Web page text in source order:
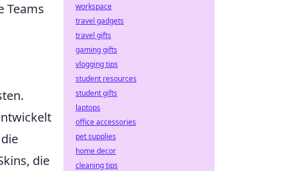
Teams
die
workspace
travel gadgets
travel gifts
gaming gifts
vlogging tips
student resources
student gifts
laptops
office accessories
pet supplies
home decor
cleaning tips